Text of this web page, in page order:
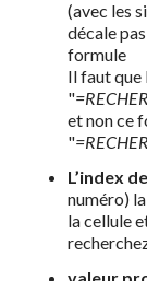
(avec les
décale
formule
Il faut
"
et non ce
"
L’index
numéro)
la cellule